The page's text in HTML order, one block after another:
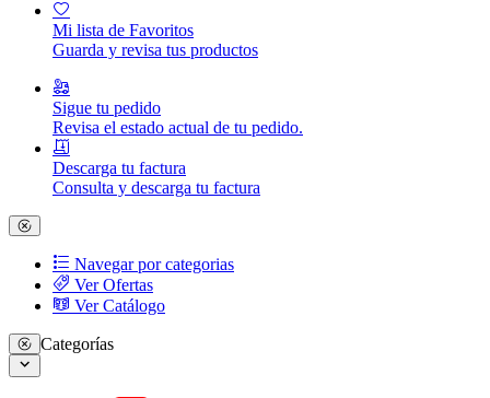
Mi lista de Favoritos
Guarda y revisa tus productos
Sigue tu pedido
Revisa el estado actual de tu pedido.
Descarga tu factura
Consulta y descarga tu factura
Navegar por categorias
Ver Ofertas
Ver Catálogo
Categorías